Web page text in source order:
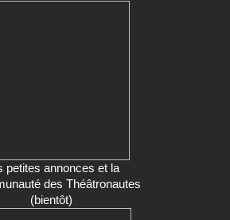
petites annonces et la
des Théâtronautes
(bientôt)